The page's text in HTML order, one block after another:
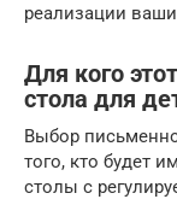
реализации
Для кого
стола для
Выбор
того, кто будет
столы с